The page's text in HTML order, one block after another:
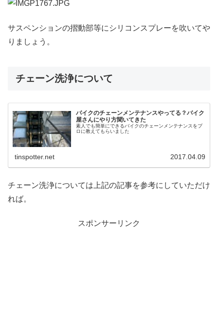
サスペンションの摺動部等にシリコンスプレーを吹いてや
りましょう。
チェーン洗浄について
バイクのチェーンメンテナンスやってる？バイク
屋さんにやり方聞いてきた
素人でも簡単にできるバイクのチェーンメンテナンスをプ
ロに教えてもらいました
tinspotter.net 2017.04.09
チェーン洗浄については上記の記事を参考にしていただけ
れば。
スポンサーリンク